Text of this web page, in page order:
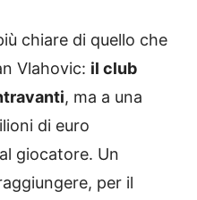
chiare di quello che
Vlahovic: il club
, ma a una
di euro
giocatore. Un
per il